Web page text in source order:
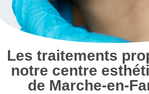
Les traitements
notre centre
de Marche-en-